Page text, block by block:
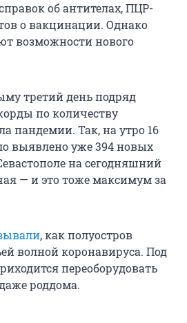
об антителах, ПЦР-
о вакцинации. Однако
возможности нового
третий день подряд
по количеству
пандемии. Так, на утро 16
выявлено уже 394 новых
на сегодняшний
— и это тоже максимум за
, как полуостров
волной коронавируса. Под
переоборудовать
роддома.